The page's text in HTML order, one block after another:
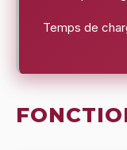
Temps de